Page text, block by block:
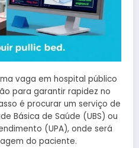
vaga em hospital público
para garantir rapidez no
é procurar um serviço de
Básica de Saúde (UBS) ou
(UPA), onde será
do paciente.